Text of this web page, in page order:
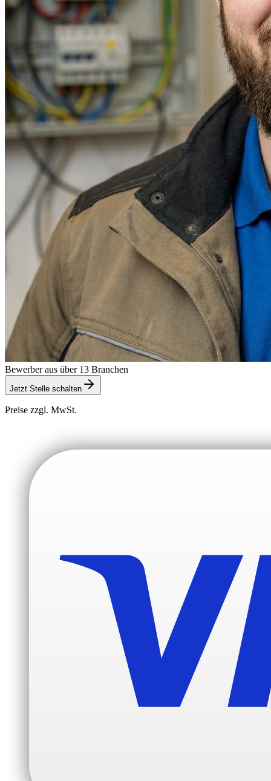
Bewerber aus über 13 Branchen
Jetzt Stelle schalten
Preise zzgl. MwSt.